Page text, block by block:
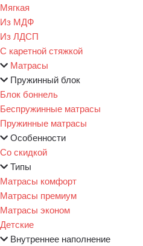
Мягкая
Из МДФ
Из ЛДСП
С каретной стяжкой
Матрасы
Пружинный блок
Блок боннель
Беспружинные матрасы
Пружинные матрасы
Особенности
Со скидкой
Типы
Матрасы комфорт
Матрасы премиум
Матрасы эконом
Детские
Внутреннее наполнение